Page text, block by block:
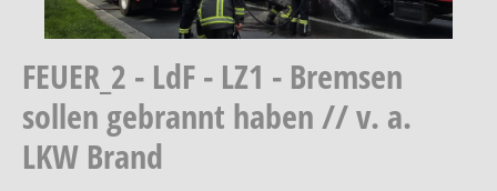
FEUER_2 - LdF - LZ1 - Bremsen
sollen gebrannt haben // v. a.
LKW Brand